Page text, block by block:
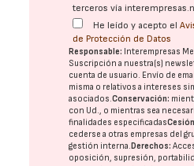
terceros vía
He leído y acepto el
de Protección de Datos
Responsable: Interempresas
Suscripción a nuestra(s)
cuenta de usuario. Envío de
misma o relativos a intereses
asociados.Conservación:
con Ud., o mientras sea
finalidades especificadas
cederse a otras empresas del
gestión interna.Derechos:
oposición, supresión,